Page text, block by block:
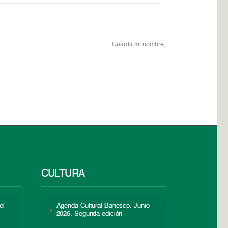
Guarda mi nombre,
CULTURA
Agenda Cultural Banesco. Junio
2026. Segunda edición